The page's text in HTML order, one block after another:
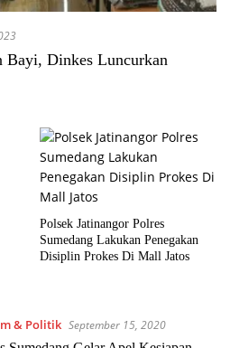
Bayi, Dinkes Luncurkan
Polsek Jatinangor Polres
Sumedang Lakukan Penegakan
Disiplin Prokes Di Mall Jatos
& Politik September 15, 2020